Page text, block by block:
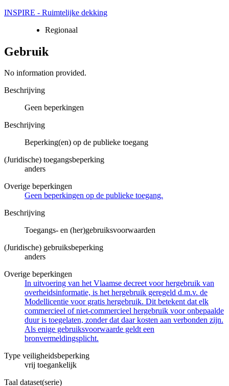
INSPIRE - Ruimtelijke dekking
Regionaal
Gebruik
No information provided.
Beschrijving
Geen beperkingen
Beschrijving
Beperking(en) op de publieke toegang
(Juridische) toegangsbeperking
anders
Overige beperkingen
Geen beperkingen op de publieke toegang.
Beschrijving
Toegangs- en (her)gebruiksvoorwaarden
(Juridische) gebruiksbeperking
anders
Overige beperkingen
In uitvoering van het Vlaamse decreet voor hergebruik van
overheidsinformatie, is het hergebruik geregeld d.m.v. de
Modellicentie voor gratis hergebruik. Dit betekent dat elk
commercieel of niet-commercieel hergebruik voor onbepaalde
duur is toegelaten, zonder dat daar kosten aan verbonden zijn.
Als enige gebruiksvoorwaarde geldt een
bronvermeldingsplicht.
Type veiligheidsbeperking
vrij toegankelijk
Taal dataset(serie)